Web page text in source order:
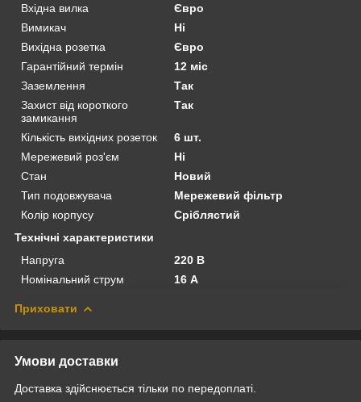
Вхідна вилка
Євро
Вимикач
Ні
Вихідна розетка
Євро
Гарантійний термін
12 міс
Заземлення
Так
Захист від короткого
замикання
Так
Кількість вихідних розеток
6 шт.
Мережевий роз'єм
Ні
Стан
Новий
Тип подовжувача
Мережевий фільтр
Колір корпусу
Сріблястий
Технічні характеристики
Напруга
220 В
Номінальний струм
16 А
Приховати
Умови доставки
Доставка здійснюється тільки по передоплаті.